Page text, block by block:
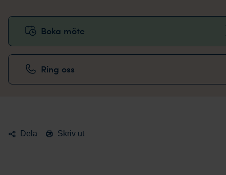
Boka möte
Ring oss
Dela Skriv ut